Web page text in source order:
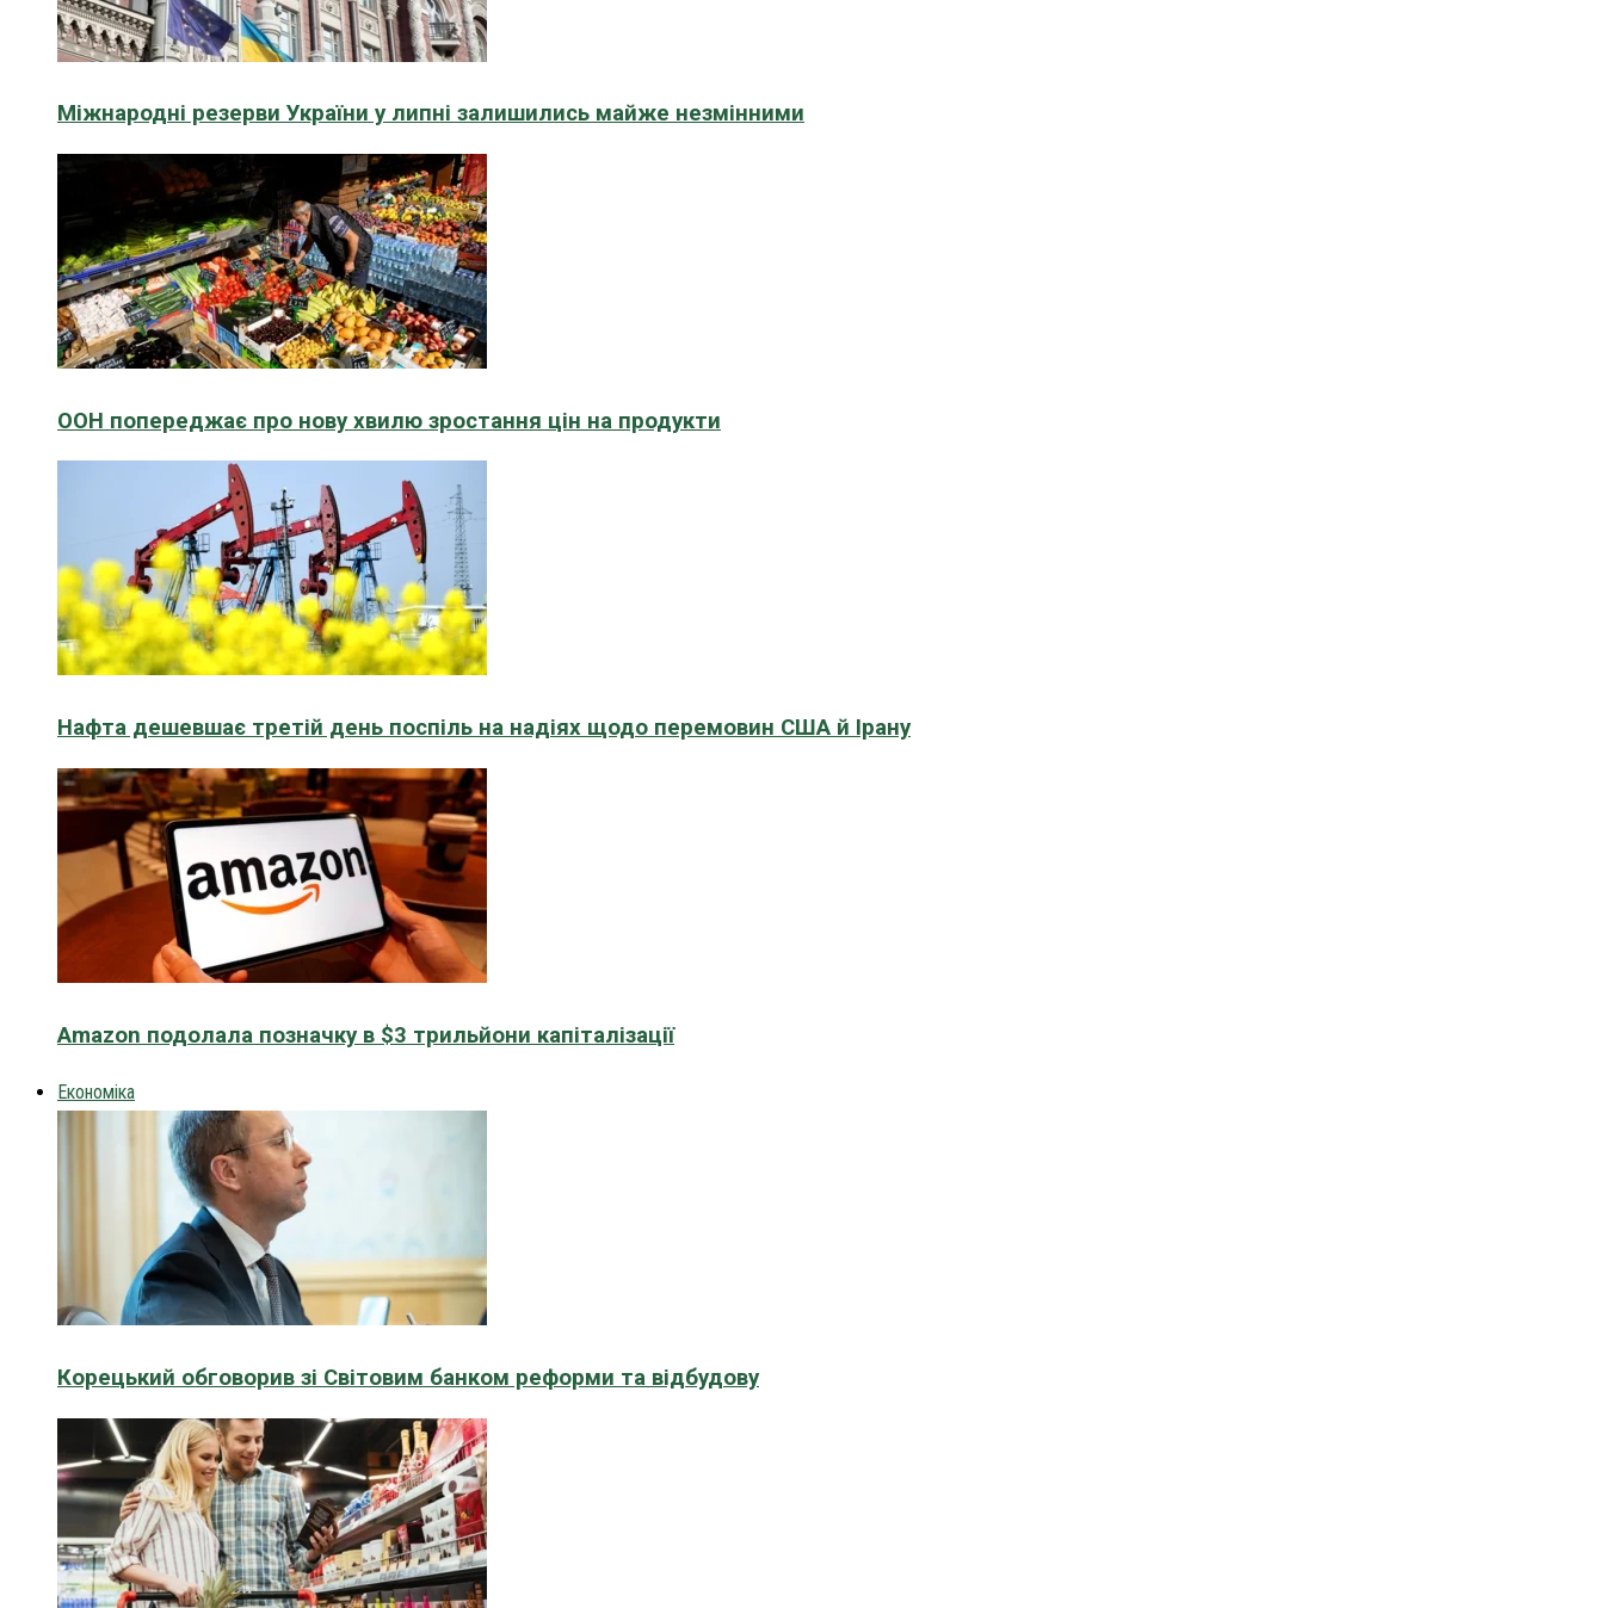
Міжнародні резерви України у липні залишились майже незмінними
ООН попереджає про нову хвилю зростання цін на продукти
Нафта дешевшає третій день поспіль на надіях щодо перемовин США й Ірану
Amazon подолала позначку в $3 трильйони капіталізації
Економіка
Корецький обговорив зі Світовим банком реформи та відбудову